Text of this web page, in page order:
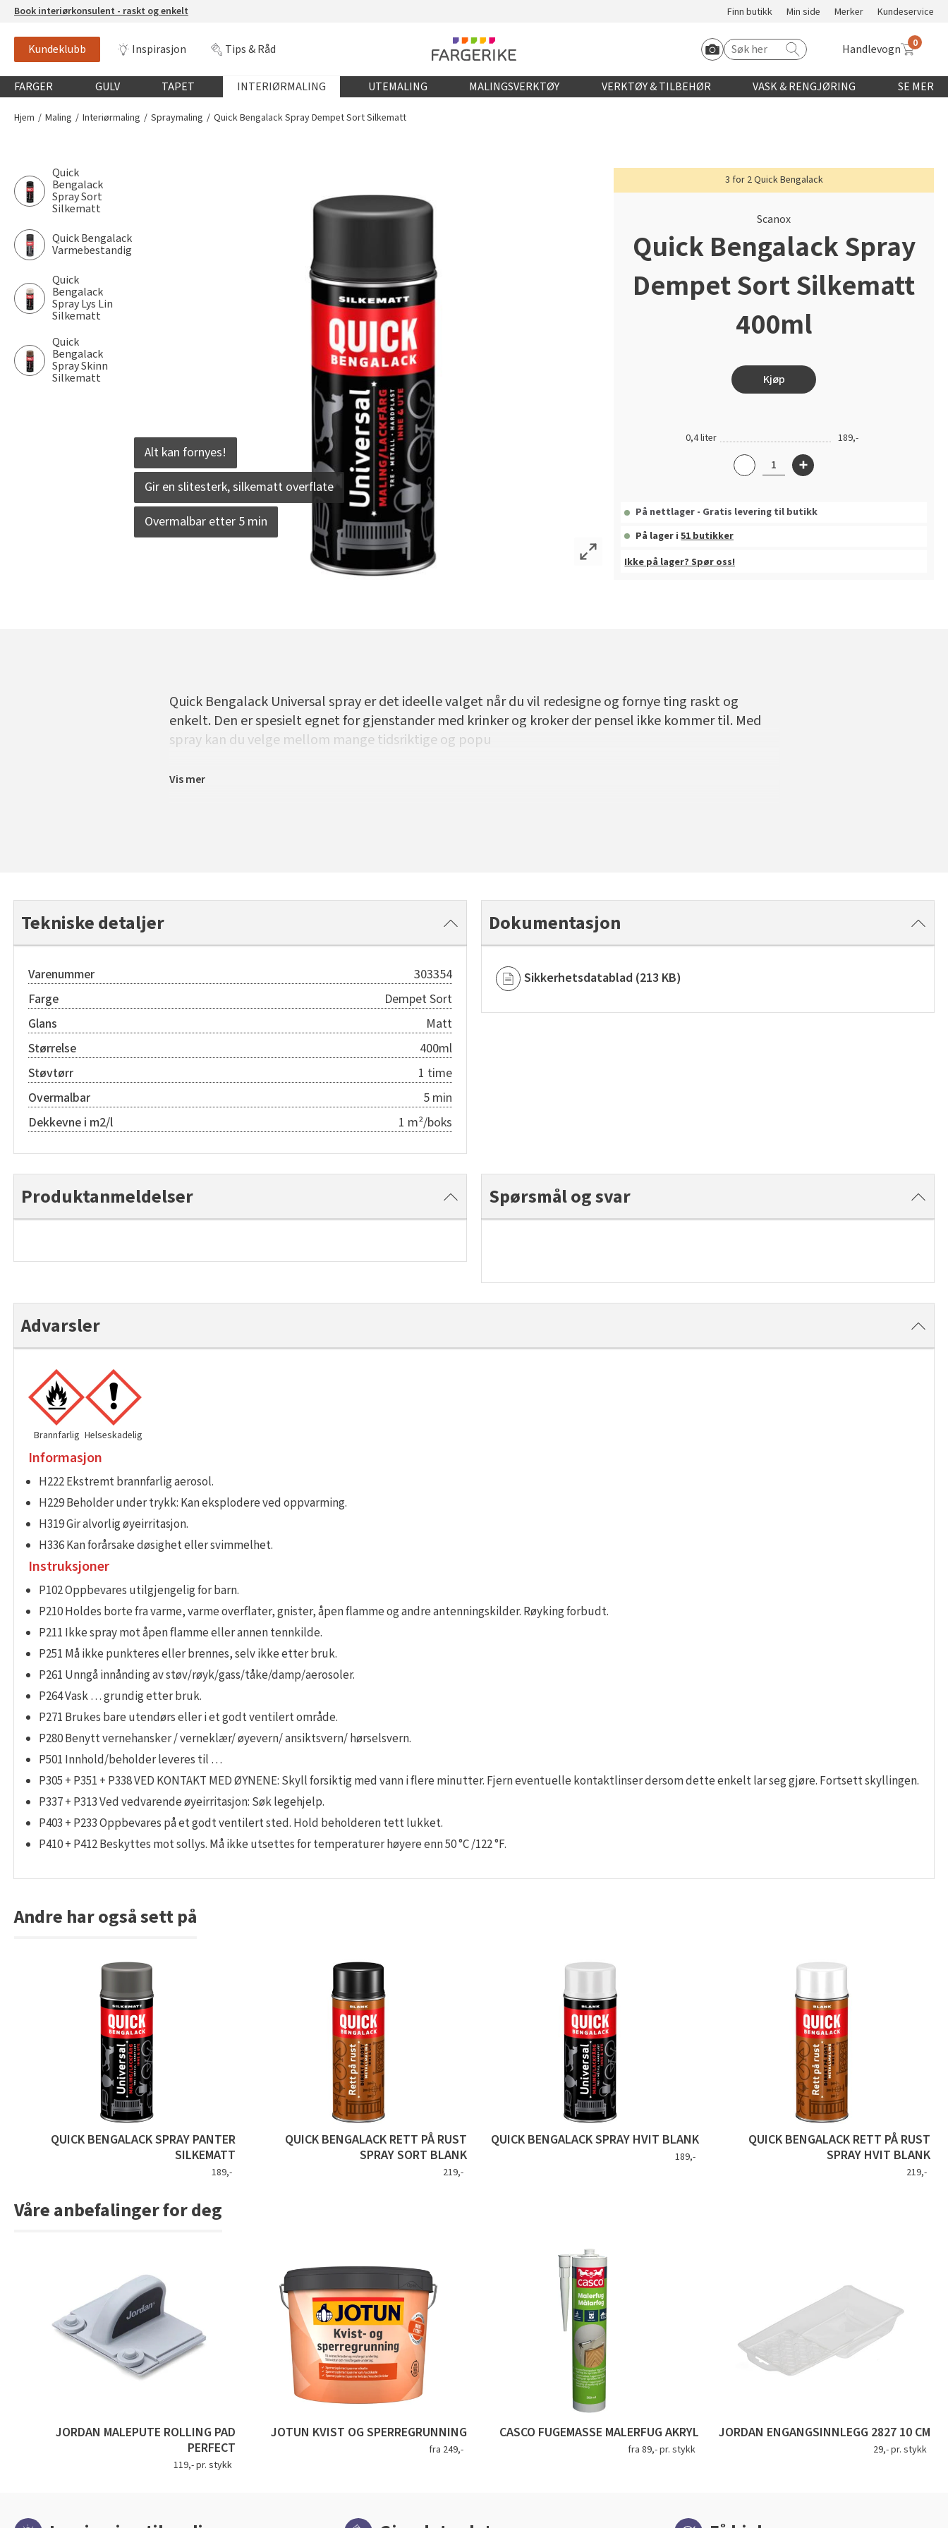
Book interiørkonsulent - raskt og enkelt Finn butikk Min side Merker Kundeservice
Kundeklubb Inspirasjon Tips & Råd Start Roomvo
Søk etter: Handlevogn 0
Globalnavigasjon mobil
FARGER GULV TAPET INTERIØRMALING UTEMALING MALINGSVERKTØY VERKTØY & TILBEHØR VASK & RENGJØRING SE MER
Hjem Maling Interiørmaling Spraymaling Quick Bengalack Spray Dempet Sort Silkematt
Quick
Bengalack
Spray Sort
Silkematt
Quick Bengalack
Varmebestandig
Quick
Bengalack
Spray Lys Lin
Silkematt
Quick
Bengalack
Spray Skinn
Silkematt
Alt kan fornyes!
Gir en slitesterk, silkematt overflate
Overmalbar etter 5 min
3 for 2 Quick Bengalack
Scanox
Quick Bengalack Spray
Dempet Sort Silkematt
400ml
Kjøp
0,4 liter 189,-
På nettlager - Gratis levering til butikk
På lager i51 butikker
Ikke på lager? Spør oss!
Quick Bengalack Universal spray er det ideelle valget når du vil redesigne og fornye ting raskt og
enkelt. Den er spesielt egnet for gjenstander med krinker og kroker der pensel ikke kommer til. Med
spray kan du velge mellom mange tidsriktige og popu
Vis mer
Tekniske detaljer
Varenummer
303354
Farge
Dempet Sort
Glans
Matt
Størrelse
400ml
Støvtørr
1 time
Overmalbar
5 min
Dekkevne i m2/l
1 m²/boks
Dokumentasjon
Sikkerhetsdatablad (213 KB)
Produktanmeldelser Spørsmål og svar
Advarsler
Brannfarlig Helseskadelig
Informasjon
H222 Ekstremt brannfarlig aerosol.
H229 Beholder under trykk: Kan eksplodere ved oppvarming.
H319 Gir alvorlig øyeirritasjon.
H336 Kan forårsake døsighet eller svimmelhet.
Instruksjoner
P102 Oppbevares utilgjengelig for barn.
P210 Holdes borte fra varme, varme overflater, gnister, åpen flamme og andre antenningskilder. Røyking forbudt.
P211 Ikke spray mot åpen flamme eller annen tennkilde.
P251 Må ikke punkteres eller brennes, selv ikke etter bruk.
P261 Unngå innånding av støv/røyk/gass/tåke/damp/aerosoler.
P264 Vask … grundig etter bruk.
P271 Brukes bare utendørs eller i et godt ventilert område.
P280 Benytt vernehansker / verneklær/ øyevern/ ansiktsvern/ hørselsvern.
P501 Innhold/beholder leveres til …
P305 + P351 + P338 VED KONTAKT MED ØYNENE: Skyll forsiktig med vann i flere minutter. Fjern eventuelle kontaktlinser dersom dette enkelt lar seg gjøre. Fortsett skyllingen.
P337 + P313 Ved vedvarende øyeirritasjon: Søk legehjelp.
P403 + P233 Oppbevares på et godt ventilert sted. Hold beholderen tett lukket.
P410 + P412 Beskyttes mot sollys. Må ikke utsettes for temperaturer høyere enn 50 °C /122 °F.
Andre har også sett på
QUICK BENGALACK SPRAY PANTER
SILKEMATT
189,-
QUICK BENGALACK RETT PÅ RUST
SPRAY SORT BLANK
219,-
QUICK BENGALACK SPRAY HVIT BLANK
189,-
QUICK BENGALACK RETT PÅ RUST
SPRAY HVIT BLANK
219,-
Våre anbefalinger for deg
JORDAN MALEPUTE ROLLING PAD
PERFECT
119,- pr. stykk
JOTUN KVIST OG SPERREGRUNNING
fra 249,-
CASCO FUGEMASSE MALERFUG AKRYL
fra 89,- pr. stykk
JORDAN ENGANGSINNLEGG 2827 10 CM
29,- pr. stykk